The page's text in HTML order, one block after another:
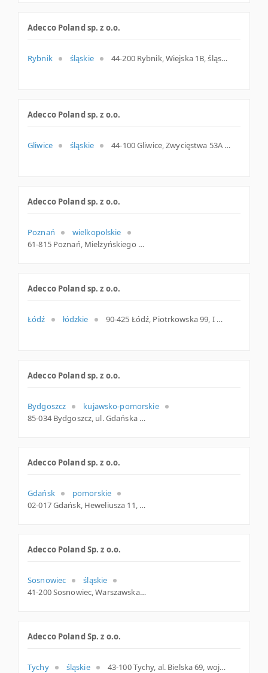
Adecco Poland sp. z o.o.
Rybnik śląskie 44-200 Rybnik, Wiejska 1B, śląskie
Adecco Poland sp. z o.o.
Gliwice śląskie 44-100 Gliwice, Zwycięstwa 53A / (wejście od Fredry), śląskie
Adecco Poland sp. z o.o.
Poznań
wielkopolskie
61-815 Poznań, Mielżyńskiego 16, wielkopolskie
Adecco Poland sp. z o.o.
Łódź łódzkie 90-425 Łódź, Piotrkowska 99, I piętro, łódzkie
Adecco Poland sp. z o.o.
Bydgoszcz
kujawsko-pomorskie
85-034 Bydgoszcz, ul. Gdańska 83, kujawsko-pomorskie
Adecco Poland sp. z o.o.
Gdańsk
pomorskie
02-017 Gdańsk, Heweliusza 11, pomorskie
Adecco Poland Sp. z o.o.
Sosnowiec
śląskie
41-200 Sosnowiec, Warszawska 1, woj. Śląskie, pow. Sosnowiec, gm. Sosnowiec
Adecco Poland Sp. z o.o.
Tychy śląskie 43-100 Tychy, al. Bielska 69, woj. Śląskie, pow. Tychy, gm. Tychy